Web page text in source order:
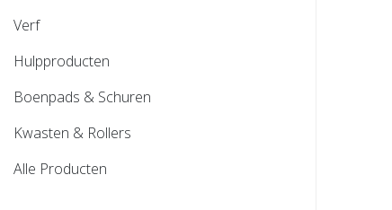
Verf
Hulpproducten
Boenpads & Schuren
Kwasten & Rollers
Alle Producten